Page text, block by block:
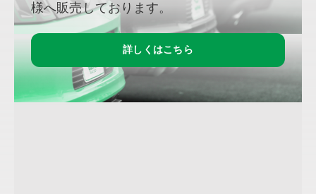
様へ販売しております。
詳しくはこちら